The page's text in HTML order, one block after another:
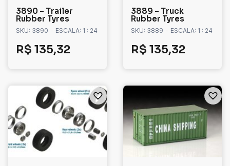
3890 – Trailer
Rubber Tyres
SKU: 3890 - ESCALA: 1 : 24
R$ 135,32
3889 – Truck
Rubber Tyres
SKU: 3889 - ESCALA: 1 : 24
R$ 135,32